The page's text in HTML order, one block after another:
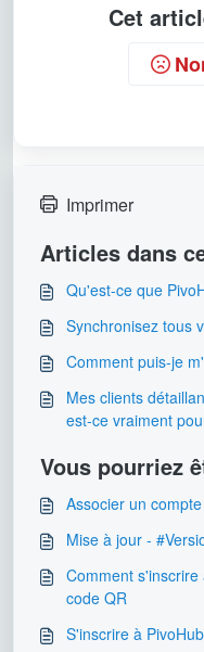
Cet
Imprimer
Articles dans
Qu'est-ce que
Synchronisez tous
Comment puis-je
Mes clients
est-ce vraiment
Vous pourriez
Associer un
Mise à jour -
Comment
code QR
S'inscrire à